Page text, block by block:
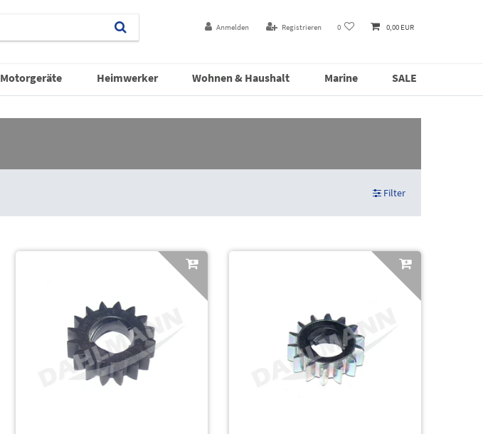
Anmelden Registrieren 0 0,00 EUR
Motorgeräte Heimwerker Wohnen & Haushalt Marine SALE
Filter